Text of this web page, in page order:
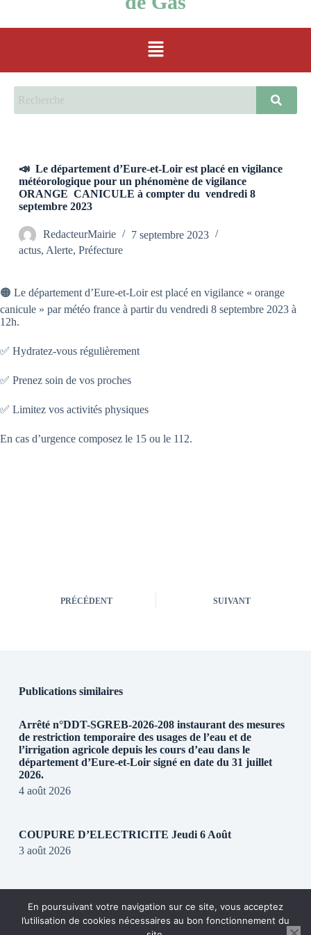
📣 Le département d’Eure-et-Loir est placé en vigilance
météorologique pour un phénomène de vigilance
ORANGE CANICULE à compter du vendredi 8
septembre 2023
RedacteurMairie
7 septembre 2023
actus, Alerte, Préfecture
🟠 Le département d’Eure-et-Loir est placé en vigilance « orange
canicule » par météo france à partir du vendredi 8 septembre 2023 à
12h.
✅️ Hydratez-vous régulièrement
✅️ Prenez soin de vos proches
✅️ Limitez vos activités physiques
En cas d’urgence composez le 15 ou le 112.
PRÉCÉDENT SUIVANT
Publications similaires
Arrêté n°DDT-SGREB-2026-208 instaurant des mesures
de restriction temporaire des usages de l’eau et de
l’irrigation agricole depuis les cours d’eau dans le
département d’Eure-et-Loir signé en date du 31 juillet
2026.
4 août 2026
COUPURE D’ELECTRICITE Jeudi 6 Août
3 août 2026
RD28
31 juillet 2026
En poursuivant votre navigation sur ce site, vous acceptez
l’utilisation de cookies nécessaires au bon fonctionnement du